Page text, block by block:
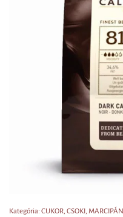
Kategória: CUKOR, CSOKI, MARCIPÁN